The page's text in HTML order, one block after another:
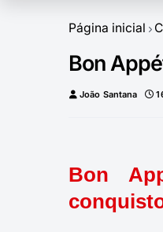
Página inicial
Bon
João Santana
Bon